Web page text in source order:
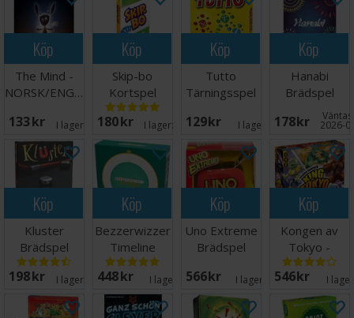
Köp
The Mind -
NORSK/ENGELSK
133 SEK I lager: 20+
Köp
Skip-bo
Kortspel
180 SEK I lager: 20+
Köp
Tutto
Tärningsspel
129 SEK I lager:
Köp
Hanabi
Brädspel
178 SEK 2026-
Köp
Kluster
Brädspel
198 SEK I lager: 20+
Köp
Bezzerwizzer
Timeline
Brettspill
448 SEK I lager: 2
Köp
Uno Extreme
Brädspel
566 SEK I lager: 10
Köp
Kongen av
Tokyo -
NORSK
546 SEK I